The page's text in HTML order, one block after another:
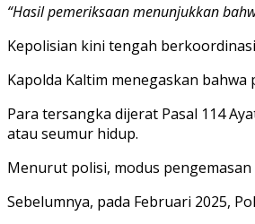
“Hasil pemeriksaan menunjukkan
Kepolisian kini tengah
Kapolda Kaltim menegaskan
Para tersangka dijerat Pasal 114
atau seumur hidup.
Menurut polisi, modus
Sebelumnya, pada Februari 2025,